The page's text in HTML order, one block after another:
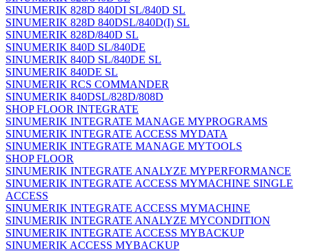
SINUMERIK 828D 840DI SL/840D SL
SINUMERIK 828D 840DSL/840D(I) SL
SINUMERIK 828D/840D SL
SINUMERIK 840D SL/840DE
SINUMERIK 840D SL/840DE SL
SINUMERIK 840DE SL
SINUMERIK RCS COMMANDER
SINUMERIK 840DSL/828D/808D
SHOP FLOOR INTEGRATE
SINUMERIK INTEGRATE MANAGE MYPROGRAMS
SINUMERIK INTEGRATE ACCESS MYDATA
SINUMERIK INTEGRATE MANAGE MYTOOLS
SHOP FLOOR
SINUMERIK INTEGRATE ANALYZE MYPERFORMANCE
SINUMERIK INTEGRATE ACCESS MYMACHINE SINGLE
ACCESS
SINUMERIK INTEGRATE ACCESS MYMACHINE
SINUMERIK INTEGRATE ANALYZE MYCONDITION
SINUMERIK INTEGRATE ACCESS MYBACKUP
SINUMERIK ACCESS MYBACKUP